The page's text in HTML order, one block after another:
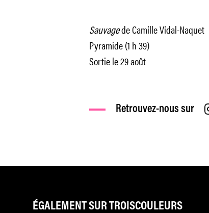
Sauvagede Camille Vidal-Naquet
Pyramide (1 h 39)
Sortie le 29 août
Retrouvez-nous sur
ÉGALEMENT SUR TROISCOULEURS